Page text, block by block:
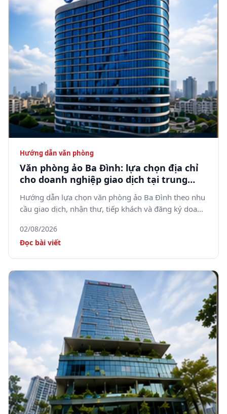
Hướng dẫn văn phòng
Văn phòng ảo Ba Đình: lựa chọn địa chỉ
cho doanh nghiệp giao dịch tại trung
tâm Hà Nội
Hướng dẫn lựa chọn văn phòng ảo Ba Đình theo nhu
cầu giao dịch, nhận thư, tiếp khách và đăng ký doanh
02/08/2026
Đọc bài viết